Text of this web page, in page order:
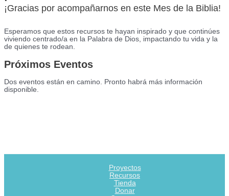
¡Gracias por acompañarnos en este Mes de la Biblia!
Esperamos que estos recursos te hayan inspirado y que continúes
viviendo centrado/a en la Palabra de Dios, impactando tu vida y la
de quienes te rodean.
Próximos Eventos
Dos eventos están en camino. Pronto habrá más información
disponible.
Proyectos
Recursos
Tienda
Donar